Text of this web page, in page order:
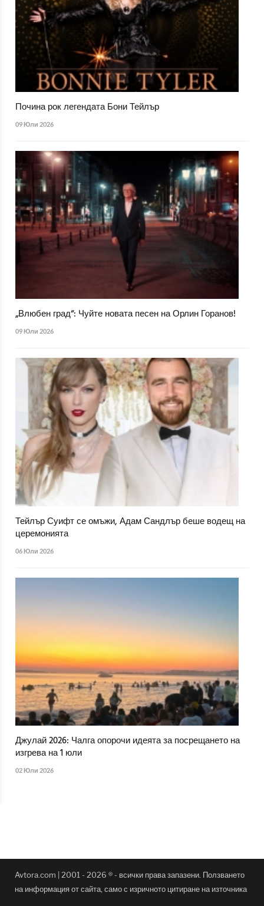
Почина рок легендата Бони Тейлър
09 Юли 2026
„Влюбен град“: Чуйте новата песен на Орлин Горанов!
09 Юли 2026
Тейлър Суифт се омъжи, Адам Сандлър беше водещ на
церемонията
06 Юли 2026
Джулай 2026: Чалга опорочи идеята за посрещането на
изгрева на 1 юли
02 Юли 2026
Avtora.com | 2001 - 2026 ® - всички права запазени. Ползването
на информация от сайта, само с изричното цитиране на източника